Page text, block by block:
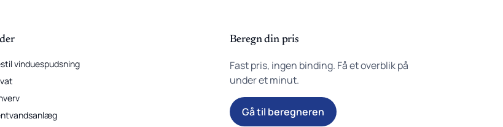
vinduespudsning
Beregn din pris
Fast pris, ingen binding. Få et overblik på
under et minut.
Gå til beregneren